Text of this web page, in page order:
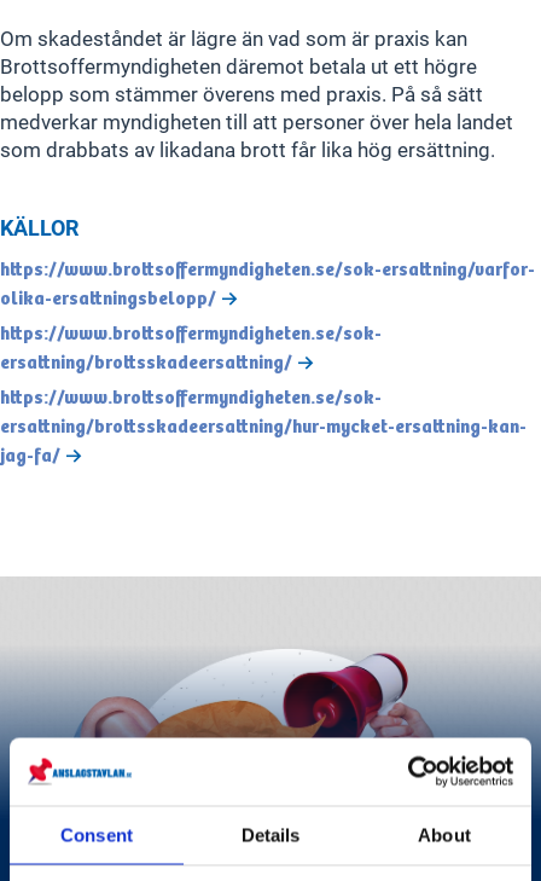
Consent Details About
Om skadeståndet är lägre än vad som är praxis kan
Brottsoffermyndigheten däremot betala ut ett högre
belopp som stämmer överens med praxis. På så sätt
medverkar myndigheten till att personer över hela landet
som drabbats av likadana brott får lika hög ersättning.
KÄLLOR
https://www.brottsoffermyndigheten.se/sok-ersattning/varfor-
olika-ersattningsbelopp/
https://www.brottsoffermyndigheten.se/sok-
ersattning/brottsskadeersattning/
https://www.brottsoffermyndigheten.se/sok-
ersattning/brottsskadeersattning/hur-mycket-ersattning-kan-
jag-fa/
Desinformation från